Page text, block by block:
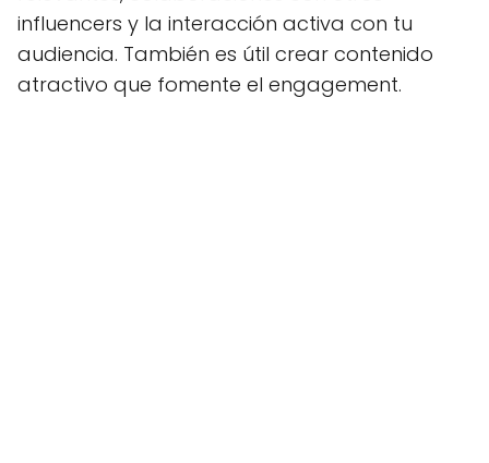
influencers y la interacción activa con tu
audiencia. También es útil crear contenido
atractivo que fomente el engagement.